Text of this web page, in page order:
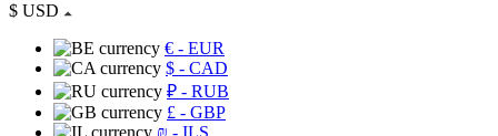
$ USD
€ - EUR
$ - CAD
₽ - RUB
£ - GBP
₪ - ILS